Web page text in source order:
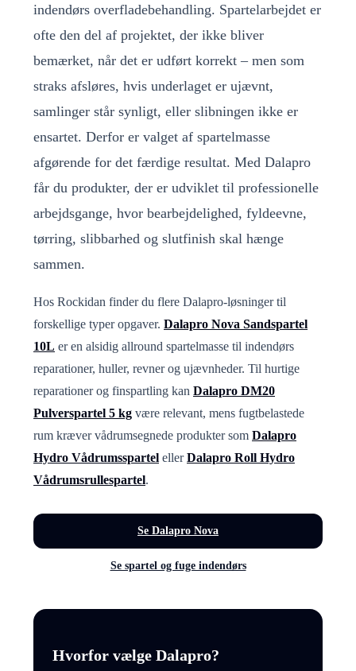
indendørs overfladebehandling. Spartelarbejdet er
ofte den del af projektet, der ikke bliver
bemærket, når det er udført korrekt – men som
straks afsløres, hvis underlaget er ujævnt,
samlinger står synligt, eller slibningen ikke er
ensartet. Derfor er valget af spartelmasse
afgørende for det færdige resultat. Med Dalapro
får du produkter, der er udviklet til professionelle
arbejdsgange, hvor bearbejdelighed, fyldeevne,
tørring, slibbarhed og slutfinish skal hænge
sammen.
Hos Rockidan finder du flere Dalapro-løsninger til
forskellige typer opgaver. Dalapro Nova Sandspartel
10L er en alsidig allround spartelmasse til indendørs
reparationer, huller, revner og ujævnheder. Til hurtige
reparationer og finspartling kan Dalapro DM20
Pulverspartel 5 kg være relevant, mens fugtbelastede
rum kræver vådrumsegnede produkter som Dalapro
Hydro Vådrumsspartel ellerDalapro Roll Hydro
Vådrumsrullespartel.
Se Dalapro Nova
Se spartel og fuge indendørs
Hvorfor vælge Dalapro?